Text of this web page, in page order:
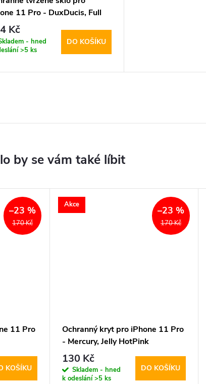
11 Pro - DuxDucis, Full
Black
Kč
- hned
>5 ks
DO KOŠÍKU
170 Kč
–23 %
11 Pro
KOŠÍKU
Akce
170 Kč
–23 %
Ochranný kryt pro iPhone 11 Pro
- Mercury, Jelly HotPink
130 Kč
Skladem - hned
k odeslání>5 ks
DO KOŠÍKU